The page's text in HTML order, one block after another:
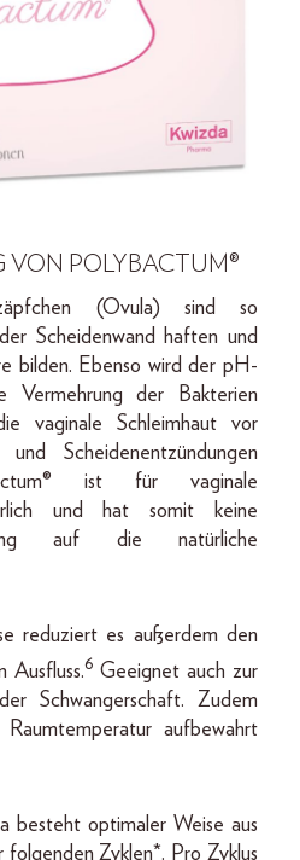
VON POLYBACTUM®
(Ovula) sind so
Scheidenwand haften und
bilden. Ebenso wird der pH-
Vermehrung der Bakterien
vaginale Schleimhaut vor
Scheidenentzündungen
ist für vaginale
und hat somit keine
auf die natürliche
reduziert es außerdem den
Ausfluss.6 Geeignet auch zur
Schwangerschaft. Zudem
aufbewahrt
besteht optimaler Weise aus
folgenden Zyklen*. Pro Zyklus